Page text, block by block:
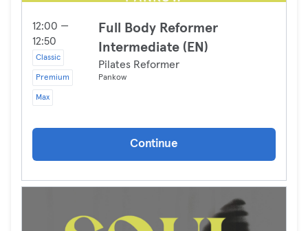
12:00 —
12:50
Classic
Premium
Max
Full Body Reformer
Intermediate (EN)
Pilates Reformer
Pankow
Continue